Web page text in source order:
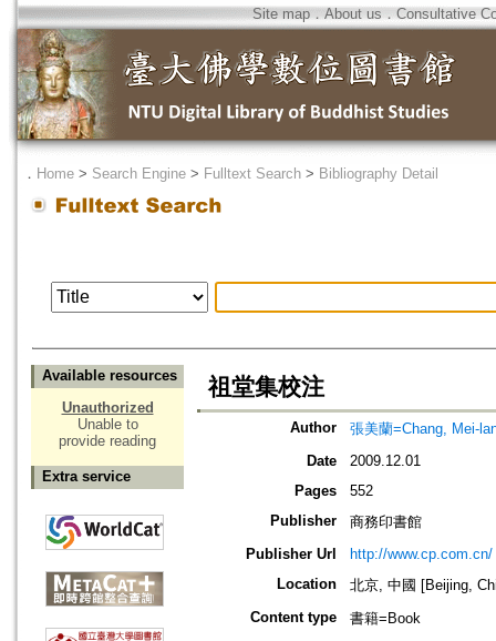
Site map．About us ． Consultative
． Home > Search Engine > Fulltext Search > Bibliography Detail
Available resources
Unauthorized
Unable to
provide reading
Extra service
祖堂集校注
Author
張美蘭=Chang, Mei-
Date
2009.12.01
Pages
552
Publisher
商務印書館
Publisher Url
http://www.cp.com.cn/
Location
北京, 中國 [Beijing,
Content type
書籍=Book